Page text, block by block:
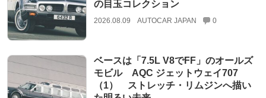
の目玉コレクション
2026.08.09 AUTOCAR JAPAN 0
ベースは「7.5L V8でFF」のオールズ
モビル AQC ジェットウェイ707
（1） ストレッチ・リムジンへ描い